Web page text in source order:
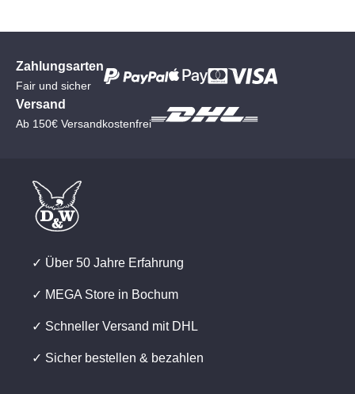
Zahlungsarten
Fair und sicher
Versand
Ab 150€ Versandkostenfrei
✓ Über 50 Jahre Erfahrung
✓ MEGA Store in Bochum
✓ Schneller Versand mit DHL
✓ Sicher bestellen & bezahlen